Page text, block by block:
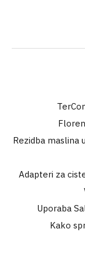
Rezidba maslina
Adapteri za
Uporaba
Kako